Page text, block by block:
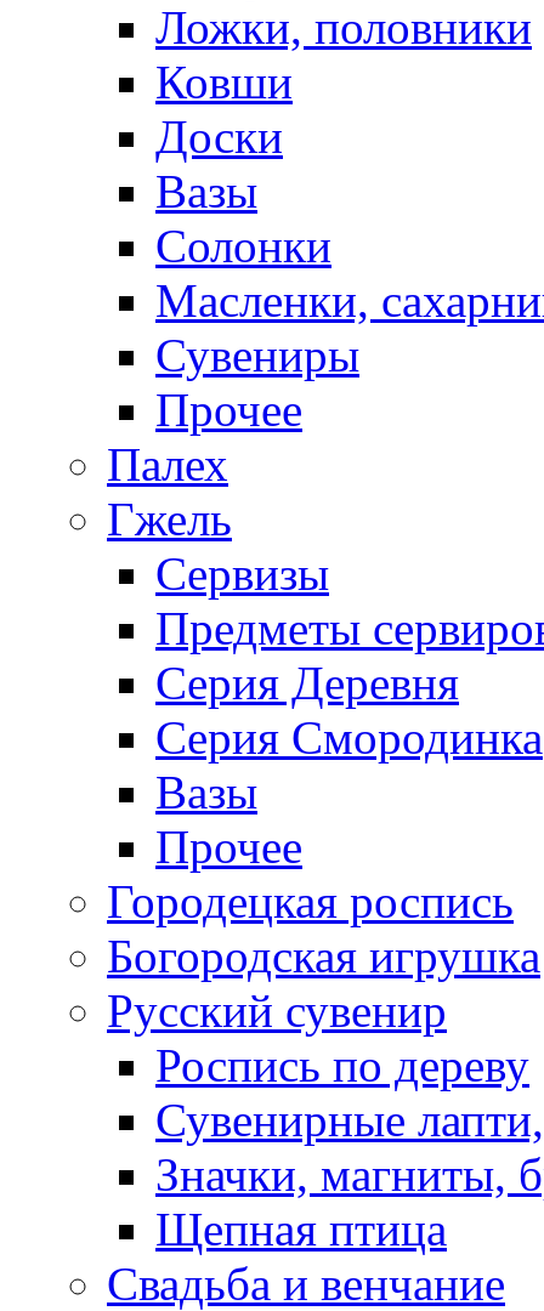
Ложки, половники
Ковши
Доски
Вазы
Солонки
Масленки,
Сувениры
Прочее
Палех
Гжель
Сервизы
Предметы
Серия Деревня
Серия Смородинка
Вазы
Прочее
Городецкая роспись
Богородская игрушка
Русский сувенир
Роспись по дереву
Сувенирные
Значки, магниты,
Щепная птица
Свадьба и венчание